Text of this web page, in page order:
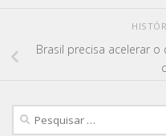
Brasil precisa acelerar